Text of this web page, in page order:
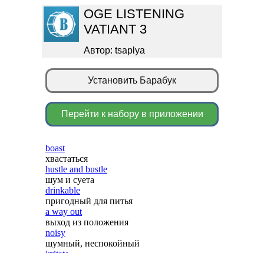
OGE LISTENING
VATIANT 3
Автор: tsaplya
Установить Барабук
Перейти к набору в приложении
boast
хвастаться
hustle and bustle
шум и суета
drinkable
пригодный для питья
a way out
выход из положения
noisy
шумный, неспокойный